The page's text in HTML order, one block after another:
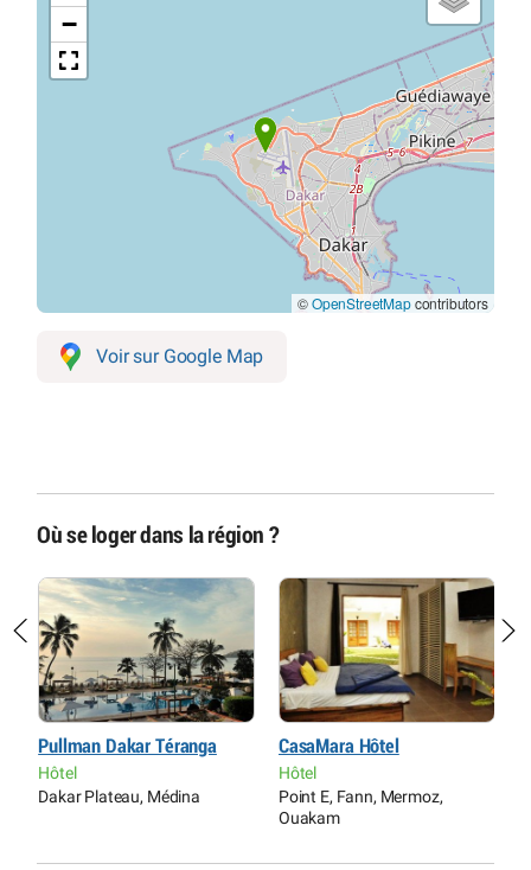
−
©OpenStreetMapcontributors
Voir sur Google Map
Où se loger dans la région ?
Pullman Dakar Téranga
Hôtel
Dakar Plateau, Médina
CasaMara Hôtel
Hôtel
Point E, Fann, Mermoz,
Ouakam